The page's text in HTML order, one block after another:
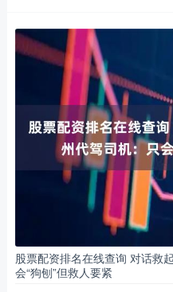
股票配资排名在线查询 对话救
会“狗刨”但救人要紧